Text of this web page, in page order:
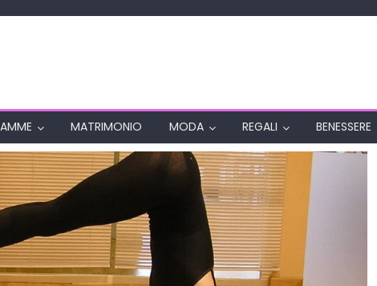
MATRIMONIO MODA REGALI BENESSERE